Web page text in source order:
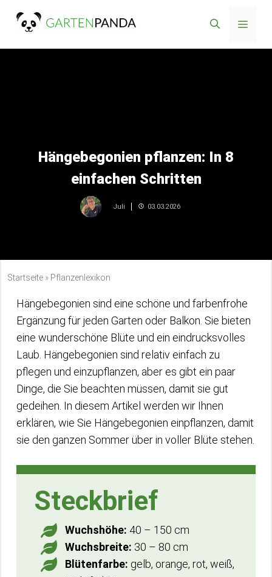
Inhalt
Menü
Hängebegonien pflanzen: In 8
einfachen Schritten
Juli 03.03.2026
Startseite » Pflanzenlexikon
Hängebegonien sind eine schöne und farbenfrohe
Ergänzung für jeden Garten oder Balkon. Sie bieten
eine wunderschöne Blüte und ein eindrucksvolles
Laub. Hängebegonien sind relativ einfach zu
pflegen und einzupflanzen, aber es gibt ein paar
Dinge, die Sie beachten müssen, damit sie gut
gedeihen. In diesem Artikel werden wir Ihnen
erklären, wie Sie Hängebegonien einpflanzen, damit
sie den ganzen Sommer über in voller Blüte stehen.
Steckbrief
Wuchshöhe: 40 – 150 cm
Wuchsbreite: 30 – 80 cm
Blütenfarbe: gelb, orange, rot, weiß,